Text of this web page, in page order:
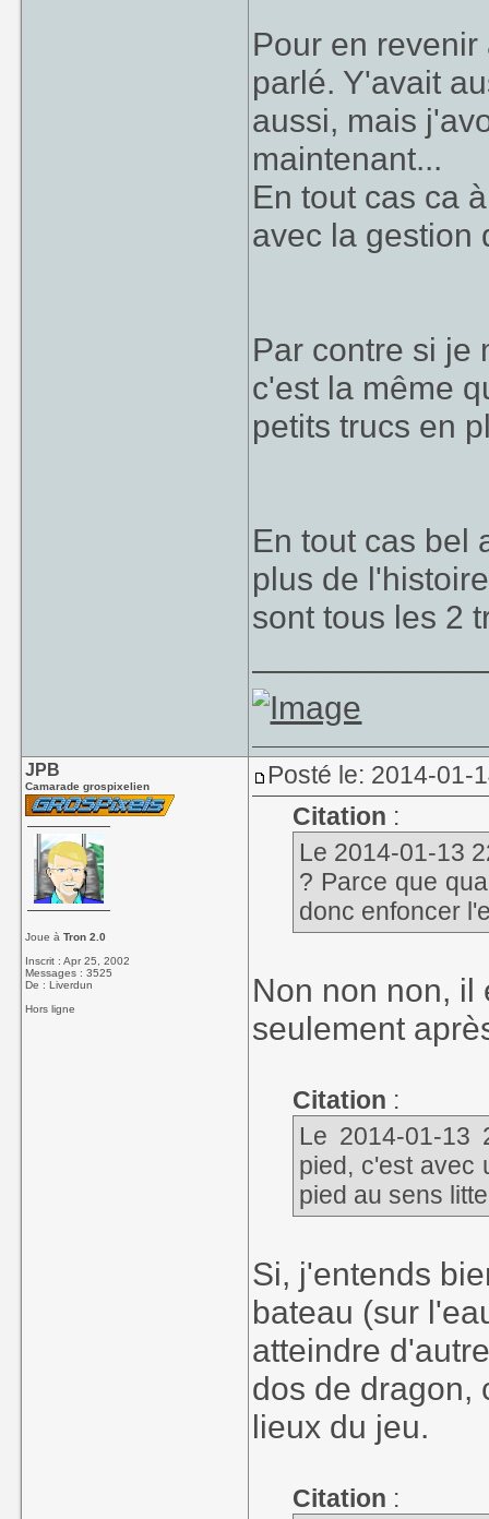
Pour en
parlé. Y'avait
aussi, mais
maintenant...
En tout cas ca
avec la gestion
Par contre si je
c'est la même
petits trucs en
En tout cas bel
plus de
sont tous les 2
JPB
Camarade grospixelien
Joue àTron 2.0
Inscrit : Apr 25, 2002
Messages : 3525
De : Liverdun
Hors ligne
Posté le: 2014-01-
Citation :
Le 2014-01-13
? Parce que
donc enfoncer
Non non non, il
seulement
Citation :
Le 2014-01-13
pied, c'est avec
pied au sens
Si, j'entends
bateau (sur
atteindre
dos de dragon,
lieux du jeu.
Citation :